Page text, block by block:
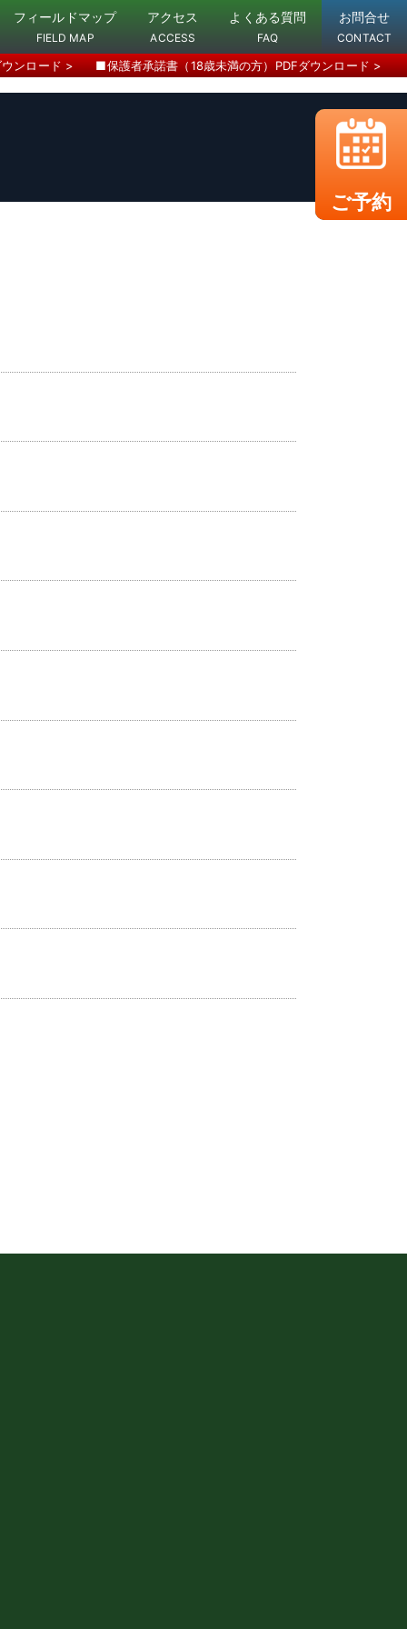
フィールドマップ
FIELD MAP
アクセス
ACCESS
よくある質問
FAQ
お問合せ
CONTACT
ンロード > ■保護者承諾書（18歳未満の方）PDFダウンロード >
ご予約